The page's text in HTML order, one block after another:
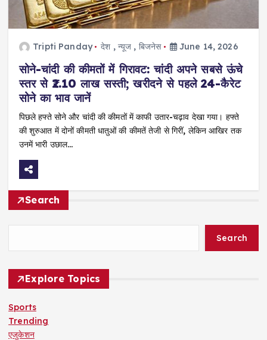
Tripti Panday देश , न्यूज , बिजनेस June 14, 2026
सोने-चांदी की कीमतों में गिरावट: चांदी अपने सबसे ऊंचे
स्तर से ₹2.10 लाख सस्ती; खरीदने से पहले 24-कैरेट
सोने का भाव जानें
पिछले हफ्ते सोने और चांदी की कीमतों में काफी उतार-चढ़ाव देखा गया। हफ्ते
की शुरुआत में दोनों कीमती धातुओं की कीमतें तेजी से गिरीं, लेकिन आखिर तक
उनमें भारी उछाल…
Search
Search
Explore Topics
Sports
Trending
एजुकेशन